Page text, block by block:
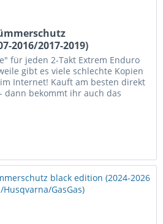
2016/2017-2019)
für jeden 2-Takt Extrem Enduro
gibt es viele schlechte Kopien
Internet! Kauft am besten direkt
dann bekommt ihr auch das